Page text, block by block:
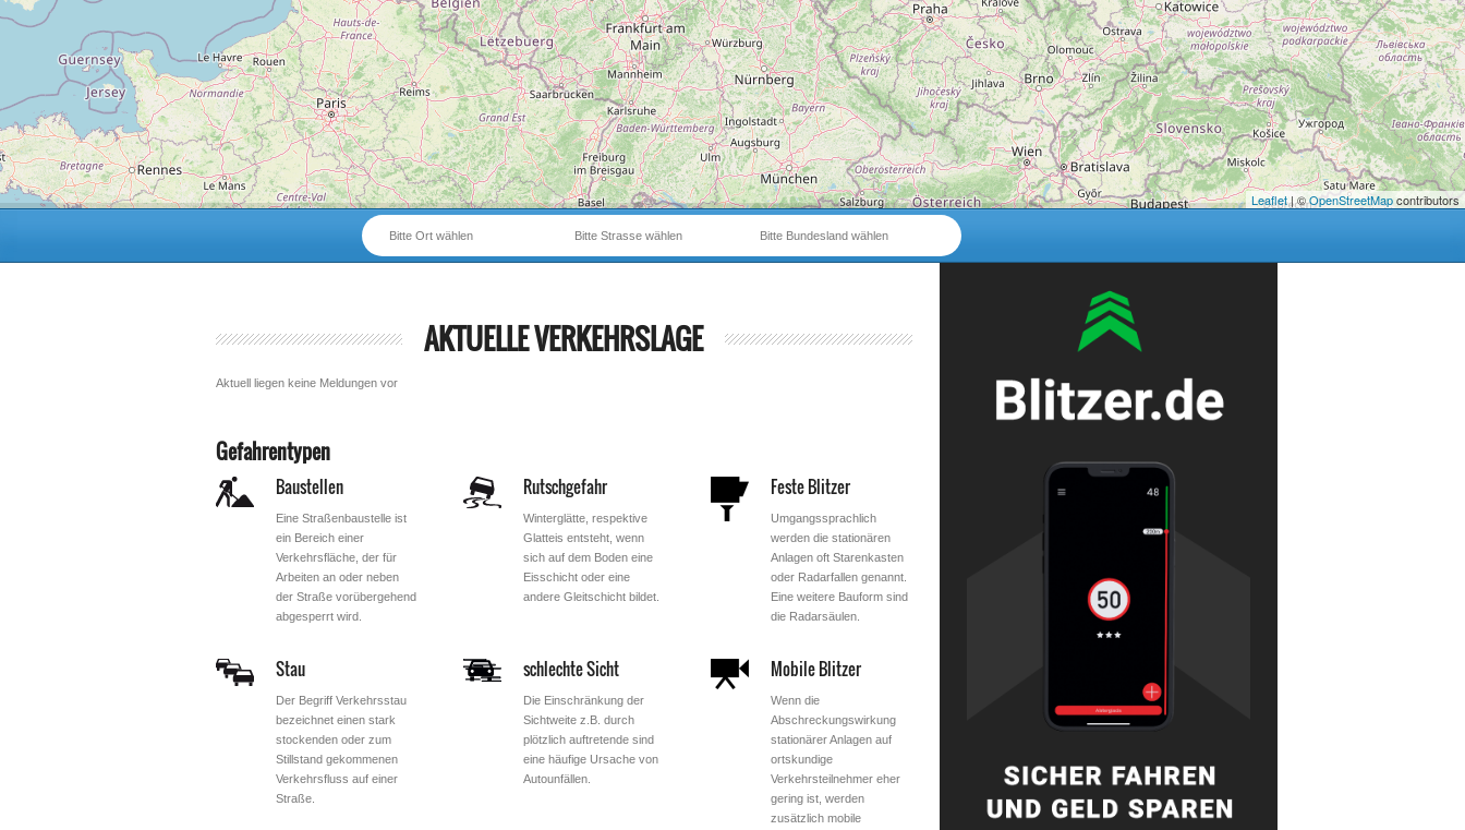
Leaflet| ©OpenStreetMapcontributors
Bitte Bundesland wählen
Bitte Strasse wählen
Bitte Ort wählen
AKTUELLE VERKEHRSLAGE
Aktuell liegen keine Meldungen vor
Gefahrentypen
Baustellen
Eine Straßenbaustelle ist
ein Bereich einer
Verkehrsfläche, der für
Arbeiten an oder neben
der Straße vorübergehend
abgesperrt wird.
Rutschgefahr
Winterglätte, respektive
Glatteis entsteht, wenn
sich auf dem Boden eine
Eisschicht oder eine
andere Gleitschicht bildet.
Feste Blitzer
Umgangssprachlich
werden die stationären
Anlagen oft Starenkasten
oder Radarfallen genannt.
Eine weitere Bauform sind
die Radarsäulen.
Stau
Der Begriff Verkehrsstau
bezeichnet einen stark
stockenden oder zum
Stillstand gekommenen
Verkehrsfluss auf einer
Straße.
schlechte Sicht
Die Einschränkung der
Sichtweite z.B. durch
plötzlich auftretende sind
eine häufige Ursache von
Autounfällen.
Mobile Blitzer
Wenn die
Abschreckungswirkung
stationärer Anlagen auf
ortskundige
Verkehrsteilnehmer eher
gering ist, werden
zusätzlich mobile